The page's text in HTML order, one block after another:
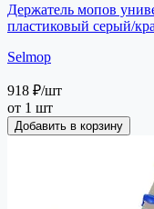
Держатель мопов
пластиковый серый/
Selmop
918 ₽/шт
от 1 шт
Добавить в корзину